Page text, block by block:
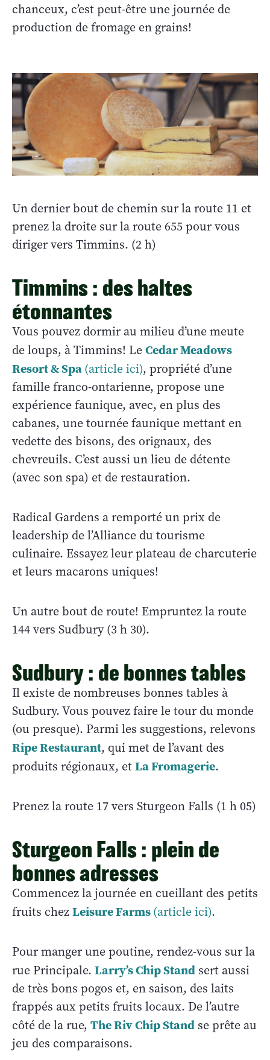
chanceux, c’est peut-être une journée de
production de fromage en grains!
Un dernier bout de chemin sur la route 11 et
prenez la droite sur la route 655 pour vous
diriger vers Timmins. (2 h)
Timmins : des haltes
étonnantes
Vous pouvez dormir au milieu d’une meute
de loups, à Timmins! LeCedar Meadows
Resort & Spa(article ici), propriété d’une
famille franco-ontarienne, propose une
expérience faunique, avec, en plus des
cabanes, une tournée faunique mettant en
vedette des bisons, des orignaux, des
chevreuils. C’est aussi un lieu de détente
(avec son spa) et de restauration.
Radical Gardens a remporté un prix de
leadership de l’Alliance du tourisme
culinaire. Essayez leur plateau de charcuterie
et leurs macarons uniques!
Un autre bout de route! Empruntez la route
144 vers Sudbury (3 h 30).
Sudbury : de bonnes tables
Il existe de nombreuses bonnes tables à
Sudbury. Vous pouvez faire le tour du monde
(ou presque). Parmi les suggestions, relevons
Ripe Restaurant, qui met de l’avant des
produits régionaux, etLa Fromagerie.
Prenez la route 17 vers Sturgeon Falls (1 h 05)
Sturgeon Falls : plein de
bonnes adresses
Commencez la journée en cueillant des petits
fruits chezLeisure Farms(article ici).
Pour manger une poutine, rendez-vous sur la
rue Principale. Larry’s Chip Stand sert aussi
de très bons pogos et, en saison, des laits
frappés aux petits fruits locaux. De l’autre
côté de la rue, The Riv Chip Stand se prête au
jeu des comparaisons.